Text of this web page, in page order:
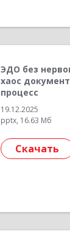
ЭДО без
хаос
процесс
19.12.2025
pptx, 16.63 Мб
Скачать